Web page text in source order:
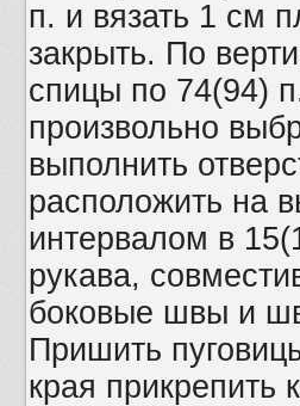
п. и вязать 1 см
закрыть. По
спицы по 74(94)
произвольно
выполнить
расположить на
интервалом в
рукава,
боковые швы и
Пришить
края прикрепить